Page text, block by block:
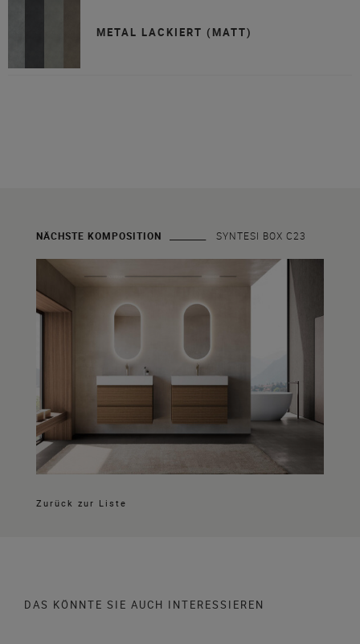
METAL LACKIERT (MATT)
NÄCHSTE KOMPOSITION SYNTESI BOX C23
Zurück zur Liste
DAS KÖNNTE SIE AUCH INTERESSIEREN